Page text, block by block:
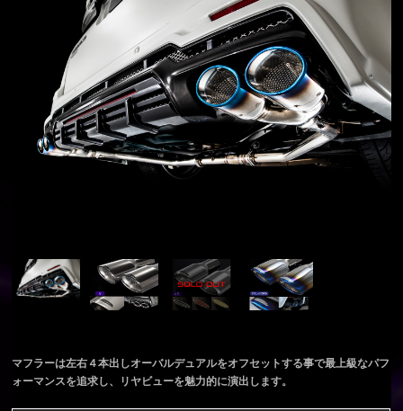
マフラーは左右４本出しオーバルデュアルをオフセットする事で最上級なパフ
ォーマンスを追求し、リヤビューを魅力的に演出します。